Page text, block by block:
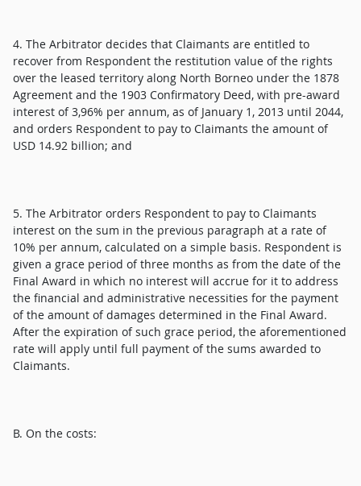
4. The Arbitrator decides that Claimants are entitled to
recover from Respondent the restitution value of the rights
over the leased territory along North Borneo under the 1878
Agreement and the 1903 Confirmatory Deed, with pre-award
interest of 3,96% per annum, as of January 1, 2013 until 2044,
and orders Respondent to pay to Claimants the amount of
USD 14.92 billion; and
5. The Arbitrator orders Respondent to pay to Claimants
interest on the sum in the previous paragraph at a rate of
10% per annum, calculated on a simple basis. Respondent is
given a grace period of three months as from the date of the
Final Award in which no interest will accrue for it to address
the financial and administrative necessities for the payment
of the amount of damages determined in the Final Award.
After the expiration of such grace period, the aforementioned
rate will apply until full payment of the sums awarded to
Claimants.
B. On the costs: